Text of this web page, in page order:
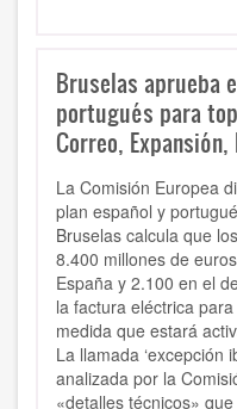
Bruselas aprueba
portugués para
Correo, Expansión,
La Comisión Europea
plan español y
Bruselas calcula que
8.400 millones de
España y 2.100 en el
la factura eléctrica
medida que estará
La llamada ‘excepción
analizada por la
«detalles técnicos»